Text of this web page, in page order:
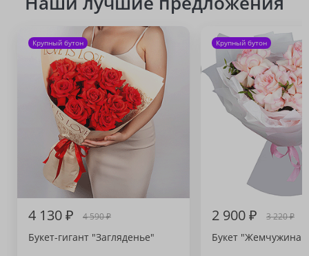
Крупный бутон
4 130 ₽ 4 590 ₽
Букет-гигант "Загляденье"
Крупный бутон
2 900 ₽ 3 220 ₽
Букет "Жемчужина